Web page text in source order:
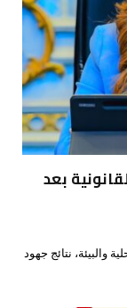
القانونية بعد
والبيئة، نتائج جهود